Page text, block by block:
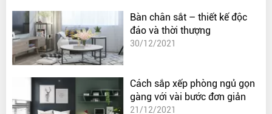
Bàn chân sắt – thiết kế độc
đáo và thời thượng
30/12/2021
Cách sắp xếp phòng ngủ gọn
gàng với vài bước đơn giản
21/12/2021